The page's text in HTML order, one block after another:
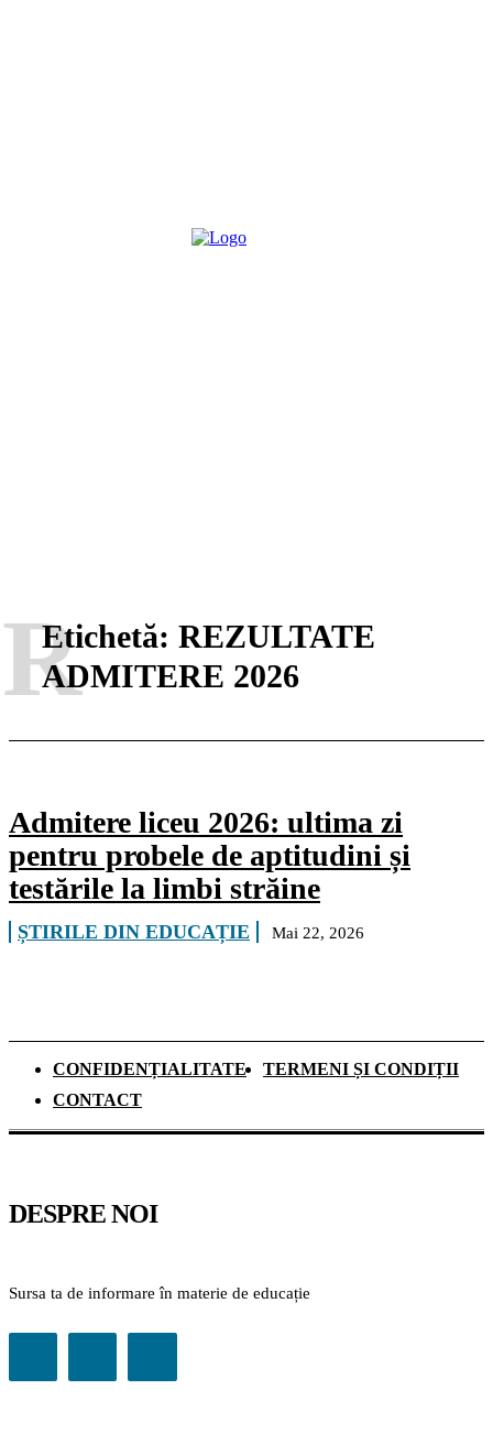
Etichetă: REZULTATE
ADMITERE 2026
R
Admitere liceu 2026: ultima zi
pentru probele de aptitudini și
testările la limbi străine
ȘTIRILE DIN EDUCAȚIE Mai 22, 2026
CONFIDENȚIALITATE
TERMENI ȘI CONDIȚII
CONTACT
DESPRE NOI
Sursa ta de informare în materie de educație